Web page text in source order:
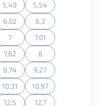
pas disponible.)pas disponible.)
n'est actuellement pas
5,49
(Cette action n'est
5,54
(Cette action n'est
pas disponible.)pas disponible.)
n'est actuellement pas
6,02
(Cette action n'est
6,3
(Cette action n'est
pas disponible.)pas disponible.)
n'est actuellement pas
7
(Cette action n'est
7,01
(Cette action n'est
pas disponible.)pas disponible.)
n'est actuellement pas
7,62
(Cette action n'est
8
(Cette action n'est
pas disponible.)pas disponible.)
n'est actuellement pas
8,74
(Cette action n'est
9,27
(Cette action n'est
pas disponible.)pas disponible.)
n'est actuellement pas
10,31
(Cette action n'est
10,97
(Cette action n'est
12,5 12,7